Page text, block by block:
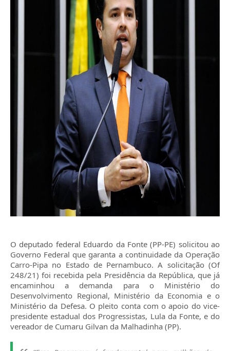
O deputado federal Eduardo da Fonte (PP-PE) solicitou ao
Governo Federal que garanta a continuidade da Operação
Carro-Pipa no Estado de Pernambuco. A solicitação (Of
248/21) foi recebida pela Presidência da República, que já
encaminhou a demanda para o Ministério do
Desenvolvimento Regional, Ministério da Economia e o
Ministério da Defesa. O pleito conta com o apoio do vice-
presidente estadual dos Progressistas, Lula da Fonte, e do
vereador de Cumaru Gilvan da Malhadinha (PP).